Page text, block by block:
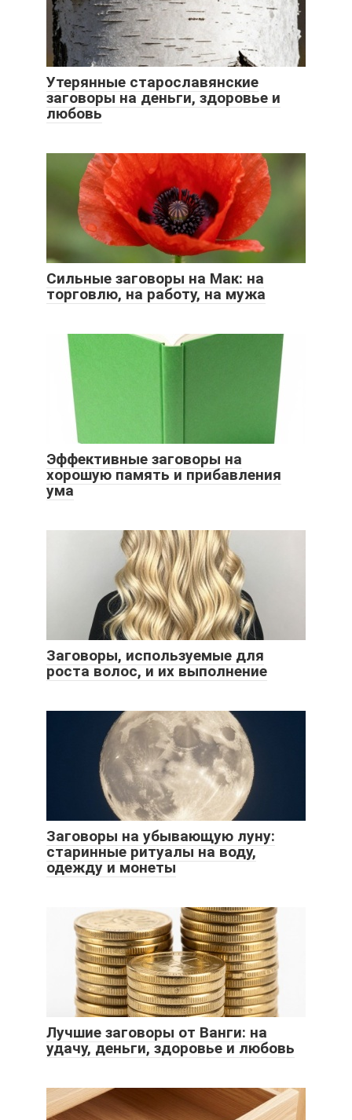
Утерянные старославянские
заговоры на деньги, здоровье и
любовь
Сильные заговоры на Мак: на
торговлю, на работу, на мужа
Эффективные заговоры на
хорошую память и прибавления
ума
Заговоры, используемые для
роста волос, и их выполнение
Заговоры на убывающую луну:
старинные ритуалы на воду,
одежду и монеты
Лучшие заговоры от Ванги: на
удачу, деньги, здоровье и любовь